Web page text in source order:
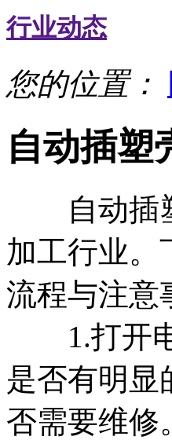
行业动态
您的位置：
自动插塑
自动插塑
加工行业。
流程与注意
1.打开电
是否有明显
否需要维修